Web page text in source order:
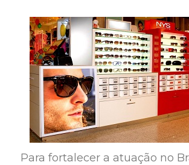
Para fortalecer a atuação no